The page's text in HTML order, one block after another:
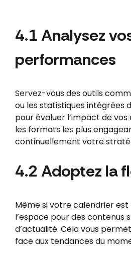
4.1 Analysez
performances
Servez-vous des outils
ou les statistiques intégrées
pour évaluer l’impact de
les formats les plus
continuellement votre
4.2 Adoptez la
Même si votre calendrier est
l’espace pour des contenus
d’actualité. Cela vous
face aux tendances du